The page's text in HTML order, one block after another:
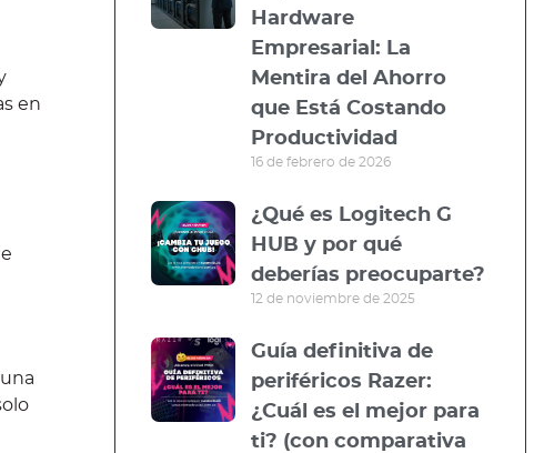
en
Hardware
Empresarial: La
Mentira del Ahorro
que Está Costando
Productividad
16 de febrero de 2026
¿Qué es Logitech G
HUB y por qué
deberías preocuparte?
12 de noviembre de 2025
Guía definitiva de
periféricos Razer:
¿Cuál es el mejor para
ti? (con comparativa